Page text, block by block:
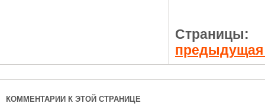
Страницы:
КОММЕНТАРИИ К ЭТОЙ СТРАНИЦЕ